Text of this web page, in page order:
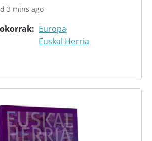
3 mins ago
Europa
Euskal Herria